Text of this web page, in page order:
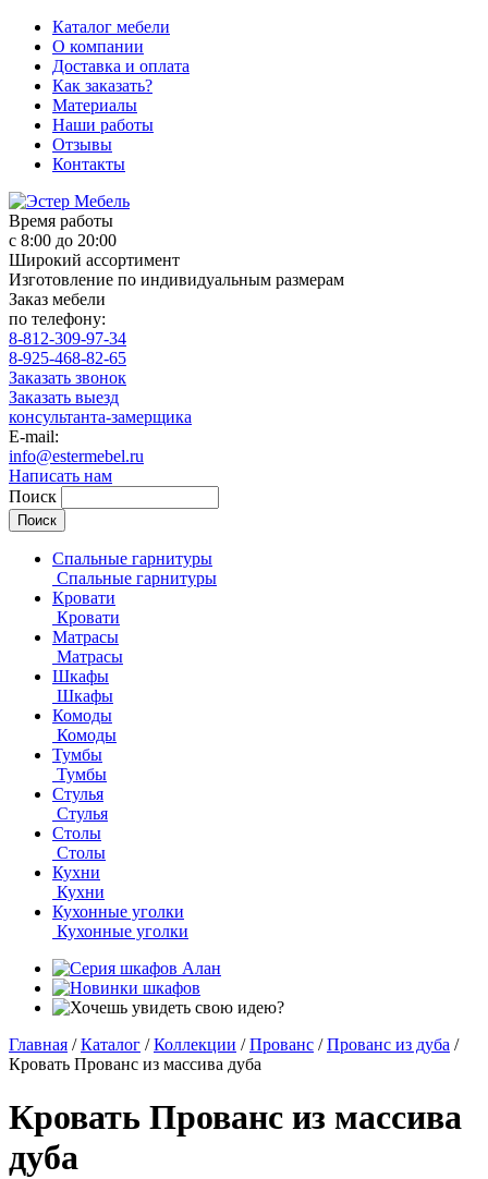
Каталог мебели
О компании
Доставка и оплата
Как заказать?
Материалы
Наши работы
Отзывы
Контакты
Время работы
с 8:00 до 20:00
Широкий ассортимент
Изготовление по индивидуальным размерам
Заказ мебели
по телефону:
8-812-309-97-34
8-925-468-82-65
Заказать звонок
Заказать выезд
консультанта-замерщика
E-mail:
info@estermebel.ru
Написать нам
Поиск
Спальные гарнитуры
Спальные гарнитуры
Кровати
Кровати
Матрасы
Матрасы
Шкафы
Шкафы
Комоды
Комоды
Тумбы
Тумбы
Стулья
Стулья
Столы
Столы
Кухни
Кухни
Кухонные уголки
Кухонные уголки
Главная / Каталог / Коллекции / Прованс / Прованс из дуба /
Кровать Прованс из массива дуба
Кровать Прованс из массива
дуба